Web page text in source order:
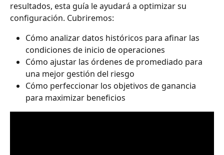
resultados, esta guía le ayudará a optimizar su
configuración. Cubriremos:
Cómo analizar datos históricos para afinar las
condiciones de inicio de operaciones
Cómo ajustar las órdenes de promediado para
una mejor gestión del riesgo
Cómo perfeccionar los objetivos de ganancia
para maximizar beneficios